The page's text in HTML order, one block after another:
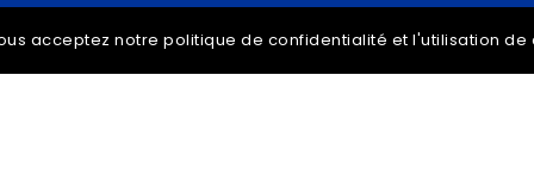
acceptez notre politique de confidentialité et l'utilisation